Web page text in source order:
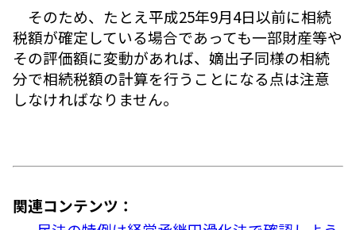
そのため、たとえ平成25年9月4日以前に相続
税額が確定している場合であっても一部財産等や
その評価額に変動があれば、嫡出子同様の相続
分で相続税額の計算を行うことになる点は注意
しなければなりません。
関連コンテンツ：